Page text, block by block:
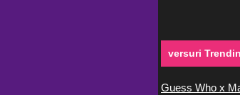
versuri
Guess Who x